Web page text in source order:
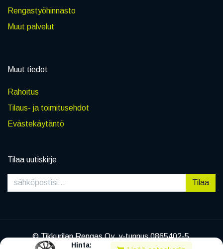
Hinta:
Rengastyöhinnasto
Muut palvelut
Muut tiedot
Rahoitus
Tilaus- ja toimitusehdot
Evästekäytäntö
Tilaa uutiskirje
Tilaa
© Tikkurilan Rengas Oy, y-tunnus 0865402-5